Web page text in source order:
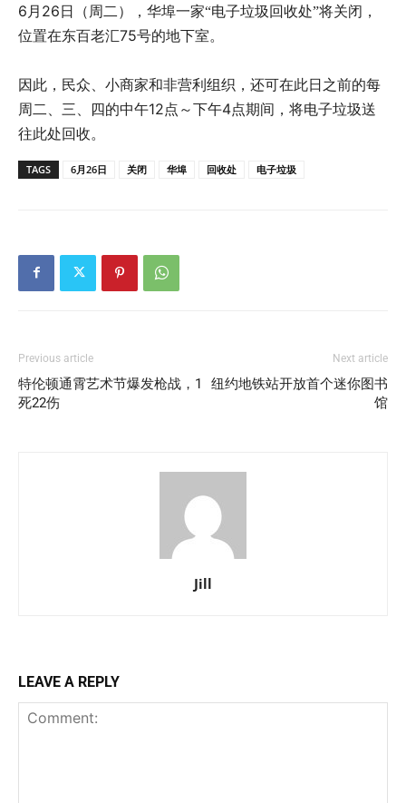
6 月 26 日（周二），华埠一家“电子垃圾回收处”将关闭，
位置在东百老汇75号的地下室。
因此，民众、小商家和非营利组织，还可在此日之前的每
周二、三、四的中午12点～下午4点期间，将电子垃圾送
往此处回收。
TAGS 6月26日 关闭 华埠 回收处 电子垃圾
Previous article
特伦顿通霄艺术节爆发枪战，1
死22伤
Next article
纽约地铁站开放首个迷你图书
馆
Jill
LEAVE A REPLY